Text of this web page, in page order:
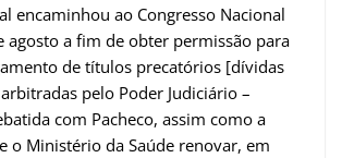
encaminhou ao Congresso Nacional
agosto a fim de obter permissão para
de títulos precatórios [dívidas
pelo Poder Judiciário –
com Pacheco, assim como a
o Ministério da Saúde renovar, em